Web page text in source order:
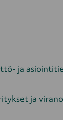
ja
ja